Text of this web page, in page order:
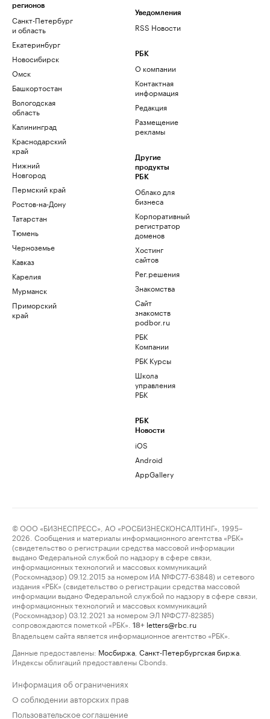
регионов
Санкт-Петербург
и область
Екатеринбург
Новосибирск
Омск
Башкортостан
Вологодская
область
Калининград
Краснодарский
край
Нижний
Новгород
Пермский край
Ростов-на-Дону
Татарстан
Тюмень
Черноземье
Кавказ
Карелия
Мурманск
Приморский
край
Уведомления
RSS Новости
РБК
О компании
Контактная
информация
Редакция
Размещение
рекламы
Другие
продукты
РБК
Облако для
бизнеса
Корпоративный
регистратор
доменов
Хостинг
сайтов
Рег.решения
Знакомства
Сайт
знакомств
podbor.ru
РБК
Компании
РБК Курсы
Школа
управления
РБК
РБК
Новости
iOS
Android
AppGallery
© ООО «БИЗНЕСПРЕСС», АО «РОСБИЗНЕСКОНСАЛТИНГ», 1995–
2026. Сообщения и материалы информационного агентства «РБК»
(свидетельство о регистрации средства массовой информации
выдано Федеральной службой по надзору в сфере связи,
информационных технологий и массовых коммуникаций
(Роскомнадзор) 09.12.2015 за номером ИА №ФС77-63848) и сетевого
издания «РБК» (свидетельство о регистрации средства массовой
информации выдано Федеральной службой по надзору в сфере связи,
информационных технологий и массовых коммуникаций
(Роскомнадзор) 03.12.2021 за номером ЭЛ №ФС77-82385)
сопровождаются пометкой «РБК».
18+ letters@rbc.ru
Владельцем сайта является информационное агентство «РБК».
Данные предоставлены: Мосбиржа Санкт-Петербургская биржа
Индексы облигаций предоставлены Cbonds.
Информация об ограничениях
О соблюдении авторских прав
Пользовательское соглашение